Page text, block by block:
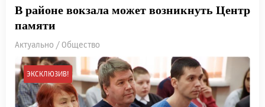
В районе вокзала может возникнуть Центр
памяти
Актуально / Общество
ЭКСКЛЮЗИВ!